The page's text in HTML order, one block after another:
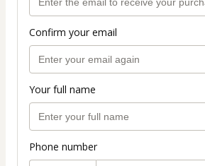
Confirm your email
Your full name
Phone number